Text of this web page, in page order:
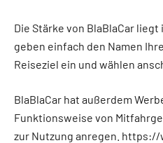
Die Stärke von BlaBlaCar
geben einfach den Namen
Reiseziel ein und wählen
BlaBlaCar hat außerdem
Funktionsweise von
zur Nutzung anregen.